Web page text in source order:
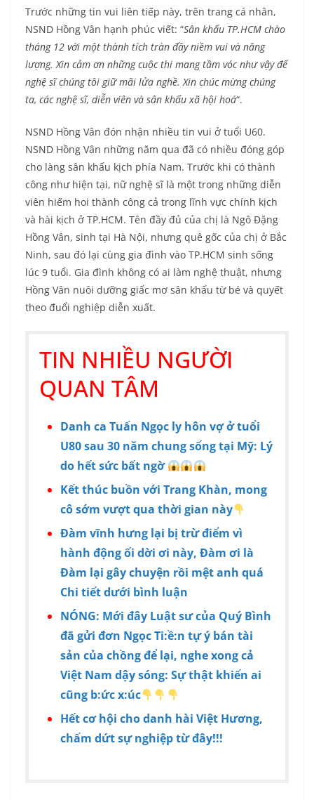
Trước những tin vui liên tiếp này, trên trang cá nhân,
NSND Hồng Vân hạnh phúc viết: “Sân khấu TP.HCM chào
tháng 12 với một thành tích tràn đầy niềm vui và năng
lượng. Xin cảm ơn những cuộc thi mang tầm vóc như vậy để
nghệ sĩ chúng tôi giữ mãi lửa nghề. Xin chúc mừng chúng
ta, các nghệ sĩ, diễn viên và sân khấu xã hội hoá“.
NSND Hồng Vân đón nhận nhiều tin vui ở tuổi U60.
NSND Hồng Vân những năm qua đã có nhiều đóng góp
cho làng sân khấu kịch phía Nam. Trước khi có thành
công như hiện tại, nữ nghệ sĩ là một trong những diễn
viên hiếm hoi thành công cả trong lĩnh vực chính kịch
và hài kịch ở TP.HCM. Tên đầy đủ của chị là Ngô Đặng
Hồng Vân, sinh tại Hà Nội, nhưng quê gốc của chị ở Bắc
Ninh, sau đó lại cùng gia đình vào TP.HCM sinh sống
lúc 9 tuổi. Gia đình không có ai làm nghệ thuật, nhưng
Hồng Vân nuôi dưỡng giấc mơ sân khấu từ bé và quyết
theo đuổi nghiệp diễn xuất.
TIN NHIỀU NGƯỜI
QUAN TÂM
Danh ca Tuấn Ngọc ly hôn vợ ở tuổi
U80 sau 30 năm chung sống tại Mỹ: Lý
do hết sức bất ngờ
Kết thúc buồn với Trang Khàn, mong
cô sớm vượt qua thời gian này
Đàm vĩnh hưng lại bị trừ điểm vì
hành động ối dời ơi này, Đàm ơi là
Đàm lại gây chuyện rồi mệt anh quá
Chi tiết dưới bình luận
NÓNG: Mới đây Luật sư của Quý Bình
đã gửi đơn Ngọc Ti:ề:n tự ý bán tài
sản của chồng để lại, nghe xong cả
Việt Nam dậy sóng: Sự thật khiến ai
cũng b:ức x:úc
Hết cơ hội cho danh hài Việt Hương,
chấm dứt sự nghiệp từ đây!!!